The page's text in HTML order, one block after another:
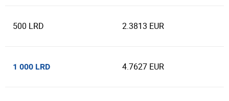
500 LRD 2.3813 EUR
1 000 LRD 4.7627 EUR